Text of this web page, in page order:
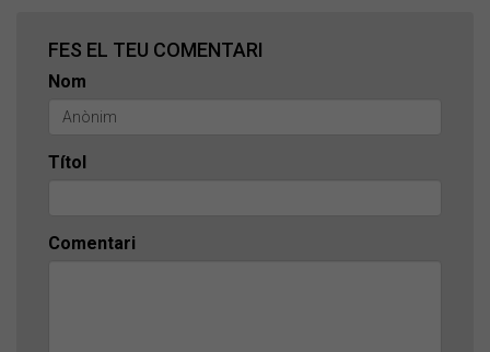
FES EL TEU COMENTARI
Nom
Títol
Comentari